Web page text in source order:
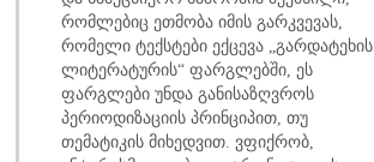
რომლებიც ეთმობა იმის გარკვევას,
რომელი ტექსტები ექცევა „გარდატეხის
ლიტერატურის“ ფარგლებში, ეს
ფარგლები უნდა განისაზღვროს
პერიოდიზაციის პრინციპით, თუ
თემატიკის მიხედვით. ვფიქრობ,